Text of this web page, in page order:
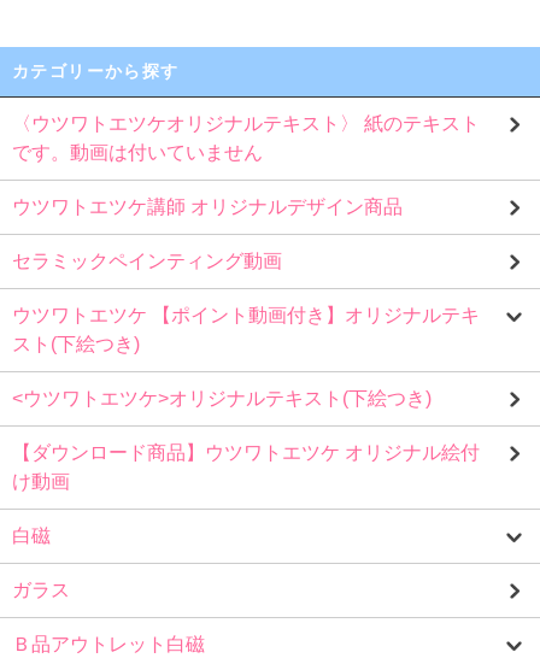
カテゴリーから探す
〈ウツワトエツケオリジナルテキスト〉 紙のテキスト
です。動画は付いていません
ウツワトエツケ講師 オリジナルデザイン商品
セラミックペインティング動画
ウツワトエツケ 【ポイント動画付き】オリジナルテキ
スト(下絵つき)
<ウツワトエツケ>オリジナルテキスト(下絵つき)
【ダウンロード商品】ウツワトエツケ オリジナル絵付
け動画
白磁
ガラス
Ｂ品アウトレット白磁